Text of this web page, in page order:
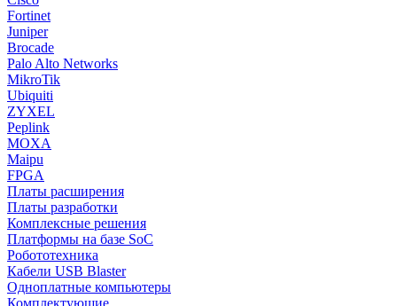
Fortinet
Juniper
Brocade
Palo Alto Networks
MikroTik
Ubiquiti
ZYXEL
Peplink
MOXA
Maipu
FPGA
Платы расширения
Платы разработки
Комплексные решения
Платформы на базе SoC
Робототехника
Кабели USB Blaster
Одноплатные компьютеры
Комплектующие